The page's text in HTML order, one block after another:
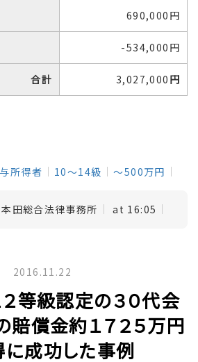
690,000円
-534,000円
合計 3,027,000 円
所得者 10～14級 ～500万円
田総合法律事務所 at 16:05
2016.11.22
２等級認定の３０代会
償金約１７２５万円
に成功した事例